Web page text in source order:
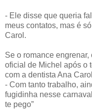
- Ele disse que queria
meus contatos, mas é
Carol.
Se o romance engrenar,
oficial de Michel após o
com a dentista Ana
- Com tanto trabalho,
fugidinha nesse
te pego”